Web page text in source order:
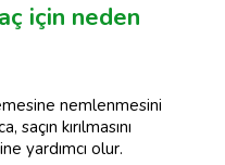
için neden
nemlenmesini
kırılmasını
yardımcı olur.